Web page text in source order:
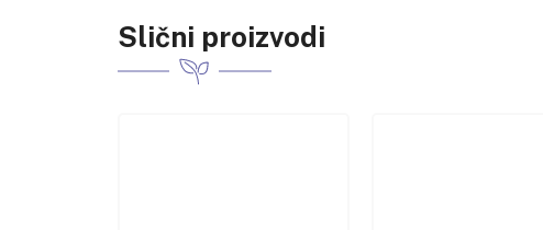
Slični proizvodi